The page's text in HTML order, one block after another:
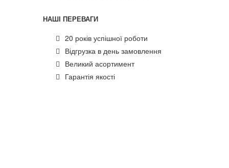
НАШІ ПЕРЕВАГИ
20 років успішної роботи
Відгрузка в день замовлення
Великий асортимент
Гарантія якості